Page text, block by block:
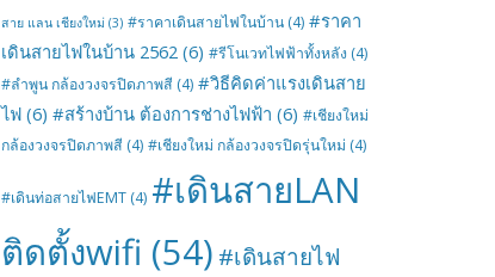
สาย แลน เชียงใหม่ (3) #ราคาเดินสายไฟในบ้าน (4) #ราคา
เดินสายไฟในบ้าน 2562 (6) #รีโนเวทไฟฟ้าทั้งหลัง (4)
#ลำพูน กล้องวงจรปิดภาพสี (4) #วิธีคิดค่าแรงเดินสาย
ไฟ (6) #สร้างบ้าน ต้องการช่างไฟฟ้า (6) #เชียงใหม่
กล้องวงจรปิดภาพสี (4) #เชียงใหม่ กล้องวงจรปิดรุ่นใหม่ (4)
#เดินท่อสายไฟEMT (4) #เดินสายLAN
ติดตั้งwifi (54) #เดินสายไฟ